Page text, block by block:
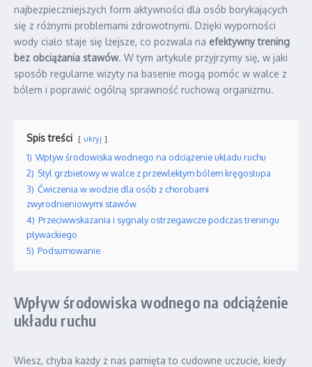
najbezpieczniejszych form aktywności dla osób borykających
się z różnymi problemami zdrowotnymi. Dzięki wyporności
wody ciało staje się lżejsze, co pozwala na efektywny trening
bez obciążania stawów. W tym artykule przyjrzymy się, w jaki
sposób regularne wizyty na basenie mogą pomóc w walce z
bólem i poprawić ogólną sprawność ruchową organizmu.
Spis treści ukryj
1) Wpływ środowiska wodnego na odciążenie układu ruchu
2) Styl grzbietowy w walce z przewlekłym bólem kręgosłupa
3) Ćwiczenia w wodzie dla osób z chorobami
zwyrodnieniowymi stawów
4) Przeciwwskazania i sygnały ostrzegawcze podczas treningu
pływackiego
5) Podsumowanie
Wpływ środowiska wodnego na odciążenie
układu ruchu
Wiesz, chyba każdy z nas pamięta to cudowne uczucie, kiedy